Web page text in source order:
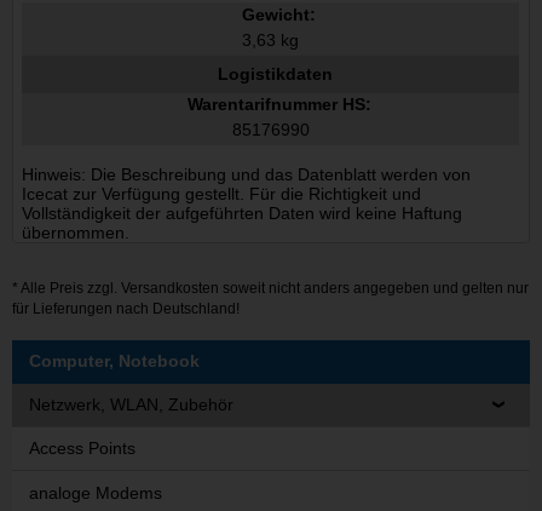
Gewicht:
3,63 kg
Logistikdaten
Warentarifnummer HS:
85176990
Hinweis: Die Beschreibung und das Datenblatt werden von
Icecat zur Verfügung gestellt. Für die Richtigkeit und
Vollständigkeit der aufgeführten Daten wird keine Haftung
übernommen.
* Alle Preis zzgl. Versandkosten soweit nicht anders angegeben und gelten nur
für Lieferungen nach Deutschland!
Computer, Notebook
Netzwerk, WLAN, Zubehör
Access Points
analoge Modems